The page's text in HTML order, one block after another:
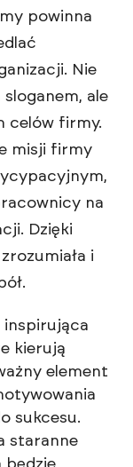
powinna
Nie
ale
celów firmy.
misji firmy
na
Dzięki
i
kierują
element
sukcesu.
staranne